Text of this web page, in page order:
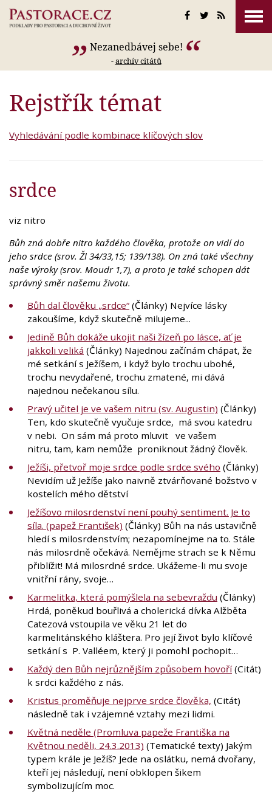
Nezanedbávej sebe!
-archív citátů
Rejstřík témat
Vyhledávání podle kombinace klíčových slov
srdce
viz nitro
Bůh zná dobře nitro každého člověka, protože on vidí do
jeho srdce (srov. Žl 34/33,15; 139/138). On zná také všechny
naše výroky (srov. Moudr 1,7), a proto je také schopen dát
správný směr našemu životu.
Bůh dal člověku „srdce“ (Články) Nejvíce lásky
zakoušíme, když skutečně milujeme...
Jedině Bůh dokáže ukojit naši žízeň po lásce, ať je
jakkoli veliká (Články) Najednou začínám chápat, že
mé setkání s Ježíšem, i když bylo trochu ubohé,
trochu nevydařené, trochu zmatené, mi dává
najednou nečekanou sílu.
Pravý učitel je ve vašem nitru (sv. Augustin) (Články)
Ten, kdo skutečně vyučuje srdce, má svou katedru
v nebi. On sám má proto mluvit ve vašem
nitru, tam, kam nemůže proniknout žádný člověk.
Ježíši, přetvoř moje srdce podle srdce svého (Články)
Nevidím už Ježíše jako naivně ztvárňované božstvo v
kostelích mého dětství
Ježíšovo milosrdenství není pouhý sentiment. Je to
síla. (papež František) (Články) Bůh na nás ustavičně
hledí s milosrdenstvím; nezapomínejme na to. Stále
nás milosrdně očekává. Nemějme strach se k Němu
přiblížit! Má milosrdné srdce. Ukážeme-li mu svoje
vnitřní rány, svoje…
Karmelitka, která pomýšlela na sebevraždu (Články)
Hrdá, poněkud bouřlivá a cholerická dívka Alžběta
Catezová vstoupila ve věku 21 let do
karmelitánského kláštera. Pro její život bylo klíčové
setkání s P. Valléem, který ji pomohl pochopit…
Každý den Bůh nejrůznějším způsobem hovoří(Citát)
k srdci každého z nás.
Kristus proměňuje nejprve srdce člověka, (Citát)
následně tak i vzájemné vztahy mezi lidmi.
Květná neděle (Promluva papeže Františka na
Květnou neděli, 24.3.2013) (Tematické texty) Jakým
typem krále je Ježíš? Jede na oslátku, nemá dvořany,
kteří jej následují, není obklopen šikem
symbolizujícím moc.